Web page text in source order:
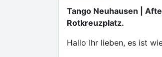
Tango Neuhausen |
Rotkreuzplatz.
Hallo Ihr lieben, es ist